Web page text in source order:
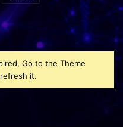
Go to the Theme
it.